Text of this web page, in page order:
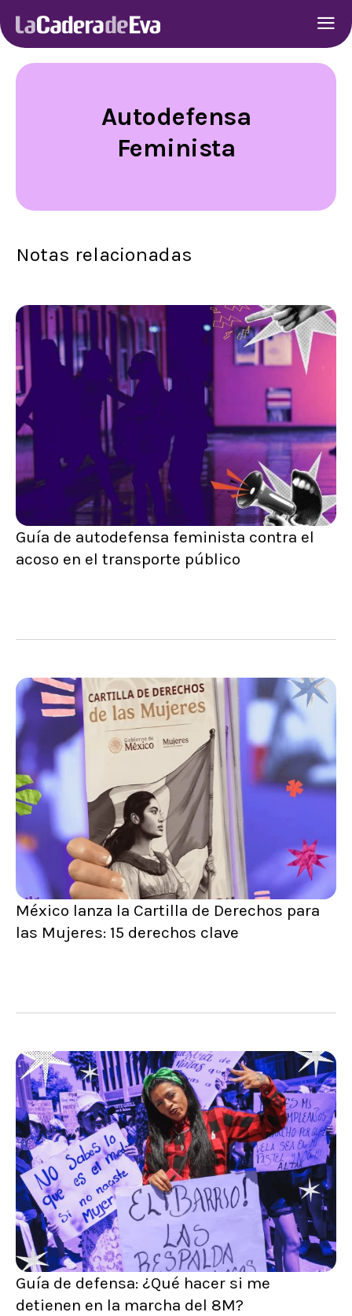
Autodefensa
Feminista
Notas relacionadas
Guía de autodefensa feminista contra el
acoso en el transporte público
México lanza la Cartilla de Derechos para
las Mujeres: 15 derechos clave
Guía de defensa: ¿Qué hacer si me
detienen en la marcha del 8M?